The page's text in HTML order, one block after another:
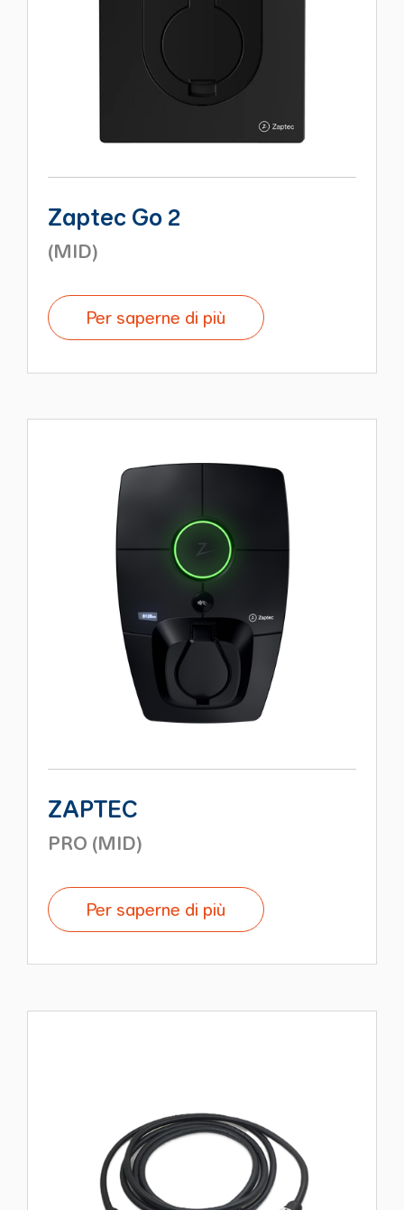
Zaptec Go 2
(MID)
Per saperne di più
ZAPTEC
PRO (MID)
Per saperne di più